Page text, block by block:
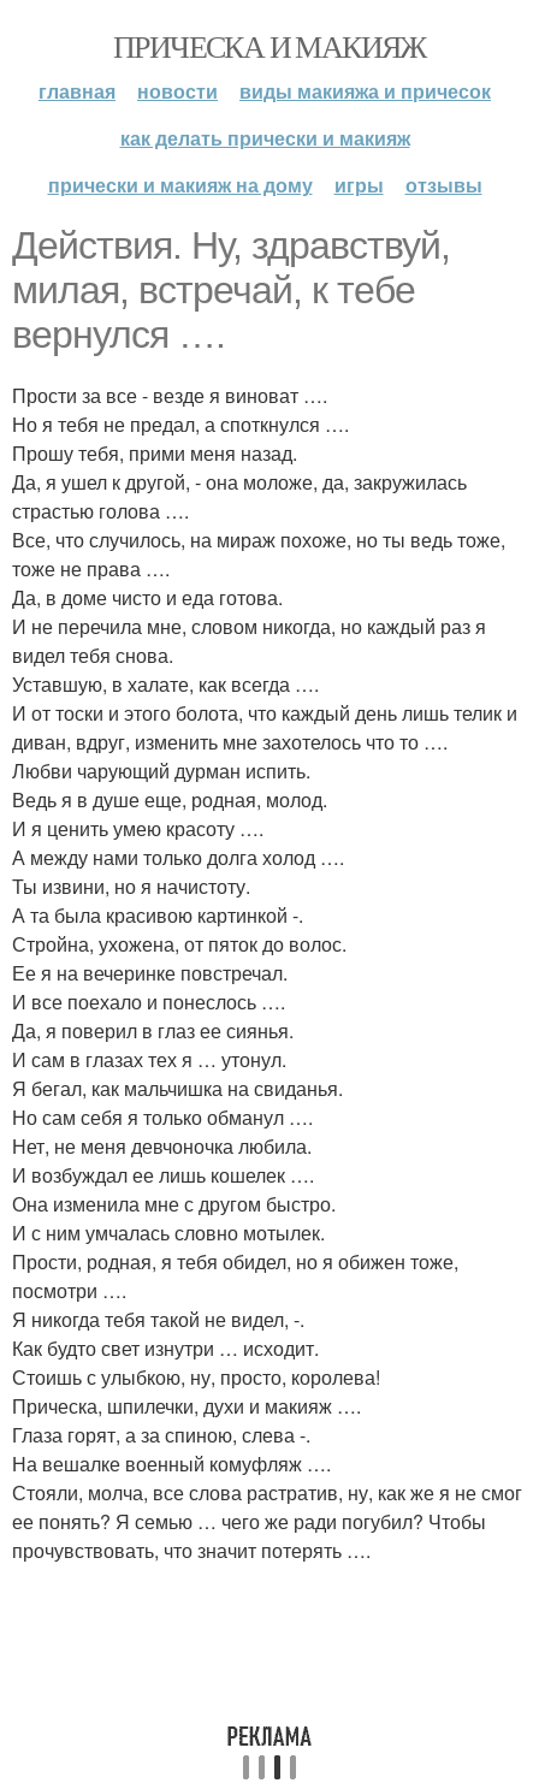
ПРИЧЕСКА И МАКИЯЖ
главная новости
виды макияжа и причесок
как делать прически и макияж
прически и макияж на дому
игры отзывы
Действия. Ну, здравствуй,
милая, встречай, к тебе
вернулся ….
Прости за все - везде я виноват ….
Но я тебя не предал, а споткнулся ….
Прошу тебя, прими меня назад.
Да, я ушел к другой, - она моложе, да, закружилась
страстью голова ….
Все, что случилось, на мираж похоже, но ты ведь тоже,
тоже не права ….
Да, в доме чисто и еда готова.
И не перечила мне, словом никогда, но каждый раз я
видел тебя снова.
Уставшую, в халате, как всегда ….
И от тоски и этого болота, что каждый день лишь телик и
диван, вдруг, изменить мне захотелось что то ….
Любви чарующий дурман испить.
Ведь я в душе еще, родная, молод.
И я ценить умею красоту ….
А между нами только долга холод ….
Ты извини, но я начистоту.
А та была красивою картинкой -.
Стройна, ухожена, от пяток до волос.
Ее я на вечеринке повстречал.
И все поехало и понеслось ….
Да, я поверил в глаз ее сиянья.
И сам в глазах тех я … утонул.
Я бегал, как мальчишка на свиданья.
Но сам себя я только обманул ….
Нет, не меня девчоночка любила.
И возбуждал ее лишь кошелек ….
Она изменила мне с другом быстро.
И с ним умчалась словно мотылек.
Прости, родная, я тебя обидел, но я обижен тоже,
посмотри ….
Я никогда тебя такой не видел, -.
Как будто свет изнутри … исходит.
Стоишь с улыбкою, ну, просто, королева!
Прическа, шпилечки, духи и макияж ….
Глаза горят, а за спиною, слева -.
На вешалке военный комуфляж ….
Стояли, молча, все слова растратив, ну, как же я не смог
ее понять? Я семью … чего же ради погубил? Чтобы
прочувствовать, что значит потерять ….